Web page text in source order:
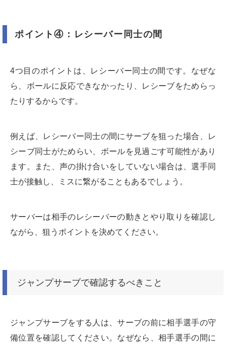
ポイント④：レシーバー同士の間
4つ目のポイントは、レシーバー同士の間です。なぜな
ら、ボールに反応できなかったり、レシーブをためらっ
たりするからです。
例えば、レシーバー同士の間にサーブを狙った場合、レ
シーブ同士がためらい、ボールを見過ごす可能性があり
ます。また、声の掛け合いをしていない場合は、選手同
士が接触し、ミスに繋がることもあるでしょう。
サーバーは相手のレシーバーの動きとやり取りを確認し
ながら、狙うポイントを決めてください。
ジャンプサーブで確認するべきこと
ジャンプサーブをする人は、サーブの前に相手選手の守
備位置を確認してください。なぜなら、相手選手の間に